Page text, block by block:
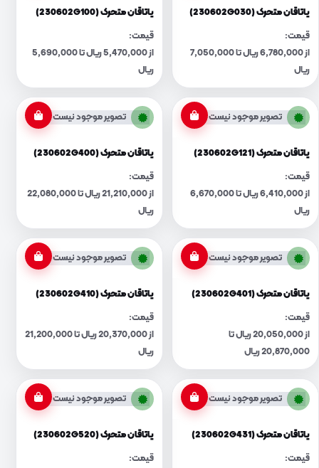
یاتاقان متحرک (230602G030)
قیمت:
از 6,780,000 ریال تا 7,050,000
ریال
یاتاقان متحرک (230602G100)
قیمت:
از 5,470,000 ریال تا 5,690,000
ریال
تصویر موجود نیست
یاتاقان متحرک (230602G121)
قیمت:
از 6,410,000 ریال تا 6,670,000
ریال
تصویر موجود نیست
یاتاقان متحرک (230602G400)
قیمت:
از 21,210,000 ریال تا 22,080,000
ریال
تصویر موجود نیست
یاتاقان متحرک (230602G401)
قیمت:
از 20,050,000 ریال تا
20,870,000 ریال
تصویر موجود نیست
یاتاقان متحرک (230602G410)
قیمت:
از 20,370,000 ریال تا 21,200,000
ریال
تصویر موجود نیست
یاتاقان متحرک (230602G431)
قیمت:
تصویر موجود نیست
یاتاقان متحرک (230602G520)
قیمت: